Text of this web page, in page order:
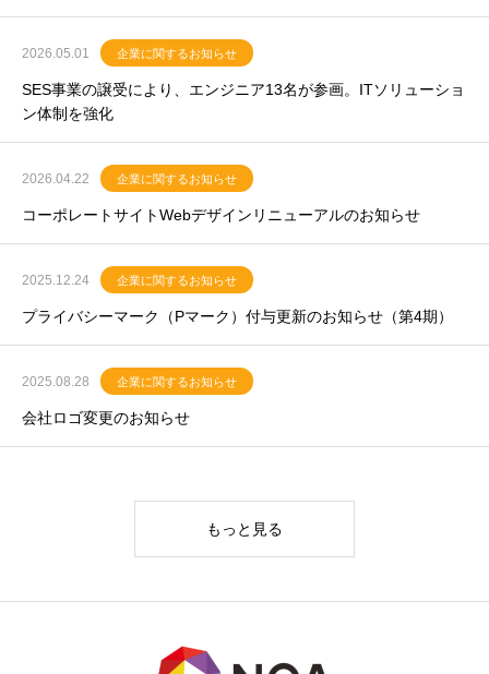
Loading
2026.05.01 企業に関するお知らせ
SES事業の譲受により、エンジニア13名が参画。ITソリューショ
ン体制を強化
2026.04.22 企業に関するお知らせ
コーポレートサイトWebデザインリニューアルのお知らせ
2025.12.24 企業に関するお知らせ
プライバシーマーク（Pマーク）付与更新のお知らせ（第4期）
2025.08.28 企業に関するお知らせ
会社ロゴ変更のお知らせ
もっと見る